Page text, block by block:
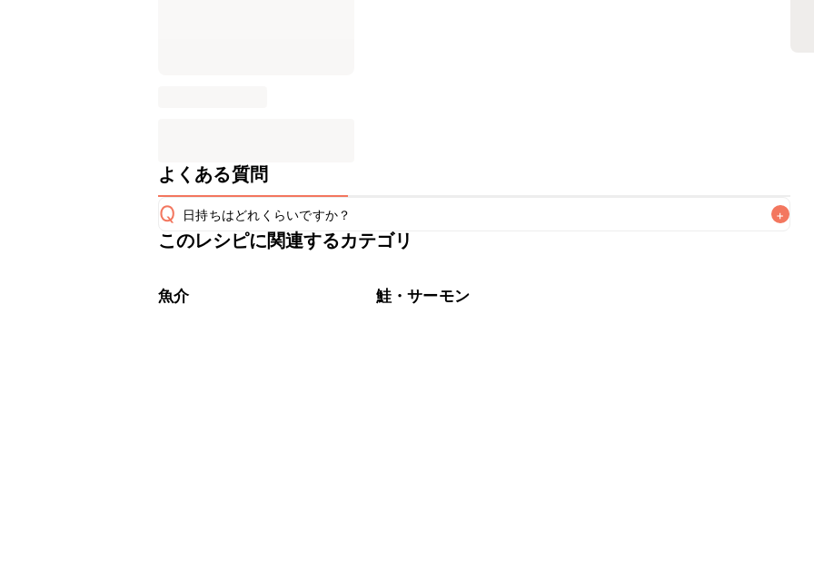
よくある質問
Q 日持ちはどれくらいですか？ +
保存期間は冷蔵で翌日中が目安です。なるべくお早めにお召し上がりください。
※日持ちは目安です。
このレシピに関連するカテゴリ
魚介 鮭・サーモン